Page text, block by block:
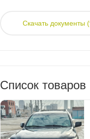
Список товаров
Скачать документы